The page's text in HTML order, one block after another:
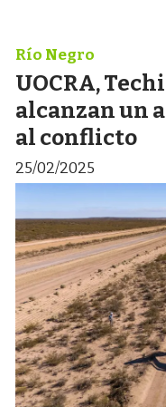
UOCRA,
alcanzan un
al conflicto
Río Negro
25/02/2025